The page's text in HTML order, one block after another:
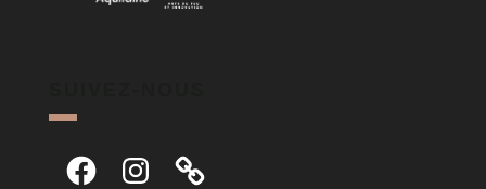
FacebookInstagram